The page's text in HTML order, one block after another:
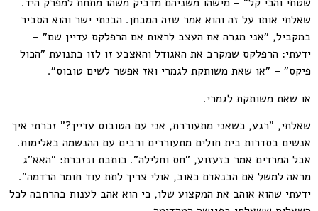
שאלתי אותו על זה והוא אמר שזה המבחן. הבנתי ישר והוא הסביר
במקביל, "אני מגרה את העצב לראות אם הרפלקס עדיין שם" –
ידעתי: הרפלקס שמקרב את האגודל והאצבע זו לזו בתנועת "הכול
פיקס" – "או שאת משותקת לגמרי ואז אפשר לשים טובוס".
או שאת משותקת לגמרי.
שאלתי, "רגע, כשאני מתעוררת, אני עם הטובוס עדיין?" זכרתי איך
אנשים בסדרות בית חולים מתעוררים ורבים עם ההנשמה באלימות.
אבל המרדים אמר בזעזוע, "חס וחלילה". כותבת ונזכרת: "האא"ג
מראה למשל אם הבנאדם כאוב, אולי צריך לתת עוד חומר הרדמה".
ידעתי שהוא אוהב את המקצוע שלו, כי הוא אהב לענות בהרחבה לכל